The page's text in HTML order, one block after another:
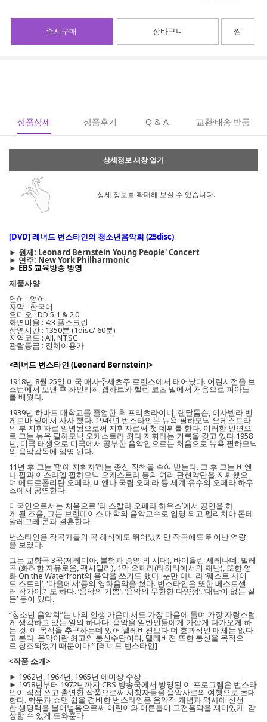
장바구니
즉시구매 찜
상품상세 상품후기 Q & A 교환·배송·반품
상세정보 새창 열기
상세 정보를 확대해 보실 수 있습니다.
[DVD] 레너드 번스타인의 청소년음악회 (25disc)
► 원제: Leonard Bernstein Young People' Concert
► 연주: New York Philharmonic
► EBS 교육방송 방영
제품사양
언어 : 영어
자막 : 한국어
오디오 : DD 5.1 & 2.0
화면비율 : 4:3 풀스크린
상영시간 : 1350분 (1disc/ 60분)
지역코드 : All. NTSC
관람등급 : 전체이용가
<레너드 번스타인 (Leonard Bernstein)>
1918년 8월 25일 미국 매사추세츠주 로렌스에서 태어났다. 어린시절을 보
스턴에서 보낸 후 하인리히 겝하트와 헬렌 코츠 밑에서 처음으로 피아노
를 배웠다.
1939년 하바드 대학교를 졸업한 후 프리츠라이너, 랜달톰슨, 이사벨라 벤
게르바 밑에서 사사 했다. 1943년 번스타인은 뉴욕 필하모닉 오케스트라
의 부 지휘자로 임명됨으로써 지휘자로써 첫 데뷔를 한다. 이러한 인연으
로 그는 뉴욕 필하모닉 오케스트라 최다 지휘라는 기록을 갖고 있다.1958
년, 미국 태생으로 미국에서 공부한 음악인으로는 처음으로 뉴욕 필하모닉
의 음악감독에 임명 된다.
11년 후 그는 ‘명예 지휘자’라는 종신 직책을 수여 받는다. 그 후 그는 비엔
나 필과 이스라엘 필하모닉 오케스트라 등의 여러 관현악단을 지휘했으
며 메트로폴리탄 오페라, 비엔나 국립 오페라 등 세계 유수의 오페라 하우
스에서 공연한다.
미국인으로서는 처음으로 ‘라 스칼라 오페라 하우스’에서 공연을 하
게 될 즈음, 그는 브렌데이스 대학의 음악교수로 임명 되고 펠리치아 몬테
알레그레 콘과 결혼한다.
번스타인은 작곡가들의 곡 해석에도 뛰어났지만 작곡에도 뛰어난 역량
을 보였다.
그는 교향곡 3곡(제레미아, 불행과 송영 의 시대), 바이올린 세레나데, 발레
곡 (화려한 자유로움, 팩시밀리), 1막 오페라(타히티에서의 재난), 또한 영
화 On the Waterfront의 음악을 쓰기도 했다. 뿐만 아니라 ‘웨스트 사이
드 스토리’, '마을에서’등의 영화음악을 썼다. 번스타인은 또한 베스트셀
러 작가이기도 하다. ‘음악의 기쁨’, ‘음악의 무한한 다양성’, ‘대답이 없는 질
문’ 등이 있다.
“청소년 음악회”는 나의 인생 가운데서도 가장 마음에 들며 가장 자랑스럽
게 생각하고 있는 일의 하나다. 음악을 일반인들에게 가깝게 다가오게 하
는 것. 이 목적을 추구하는데 있어 텔레비젼보다 더 효과적인 매체는 없다
고 본다. 음악이란 최고의 통신수단이며, 텔레비젼 또한 통신을 목적으
로 창조되었기 때문이다.” [레너드 번스타인]
<작품 소개>
► 1962년, 1964년, 1965년 에미상 수상
► 1958년부터 1972년까지 CBS 방송국에서 방영된 이 프로그램은 번스타
인이 직접 쓰고 출연한 작품으로써 시청자들을 음악사로의 여행으로 초대
한다. 학문과 쇼맨 쉽을 겸비한 번스타인은 음악적 개념과 역사에 신선
한 생명력을 불어넣음으로써 어린이와 어른들이 고전음악을 재미있게 감
상할 수 있게 도와준다.